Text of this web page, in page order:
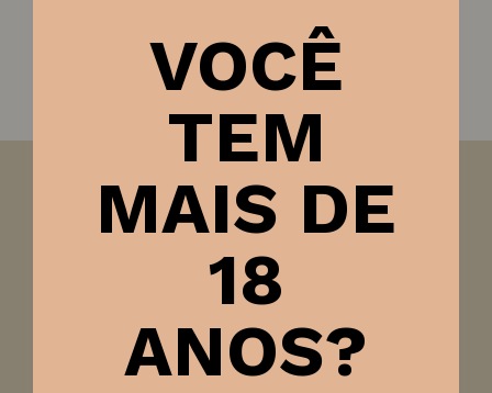
Ficha técnica
Tipo de vinho
Classificação
Seco
VOCÊ
TEM
MAIS DE
18
ANOS?